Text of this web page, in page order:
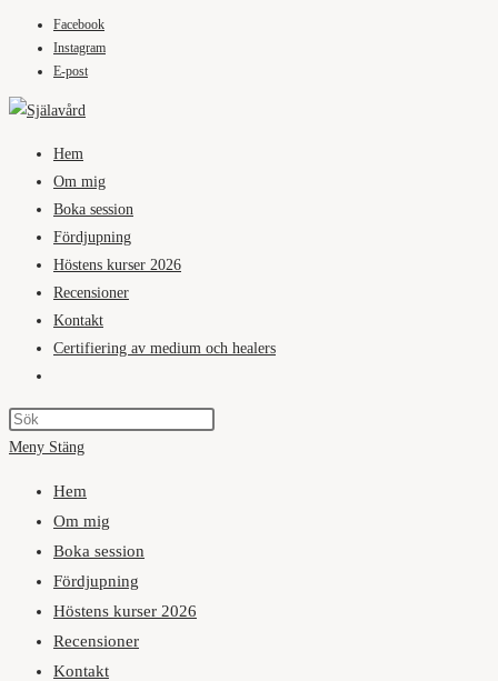
Hoppa
innehållet
Facebook
Instagram
E-post
Hem
Om mig
Boka session
Fördjupning
Höstens kurser 2026
Recensioner
Kontakt
Certifiering av medium och healers
webbplatssökning
Meny Stäng
Hem
Om mig
Boka session
Fördjupning
Höstens kurser 2026
Recensioner
Kontakt